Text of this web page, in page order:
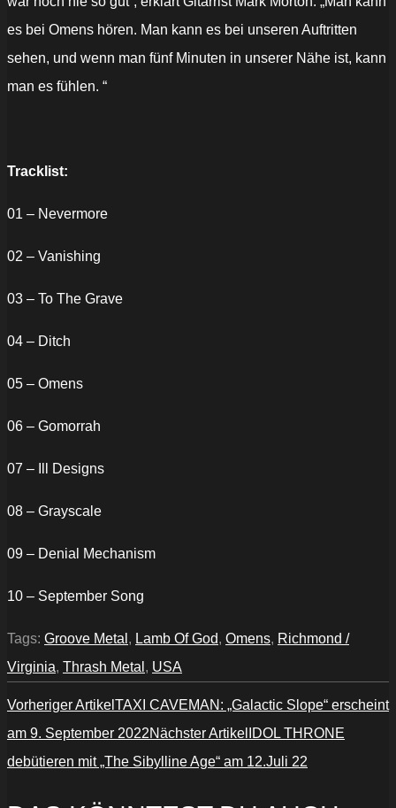
es bei Omens hören. Man kann es bei unseren Auftritten
sehen, und wenn man fünf Minuten in unserer Nähe ist, kann
man es fühlen. “
Tracklist:
01 – Nevermore
02 – Vanishing
03 – To The Grave
04 – Ditch
05 – Omens
06 – Gomorrah
07 – Ill Designs
08 – Grayscale
09 – Denial Mechanism
10 – September Song
Tags: Groove Metal , Lamb Of God, Omens, Richmond /
Virginia, Thrash Metal , USA
Vorheriger Artikel TAXI CAVEMAN: „Galactic Slope“ erscheint
am 9. September 2022Nächster Artikel IDOL THRONE
debütieren mit „The Sibylline Age“ am 12.Juli 22